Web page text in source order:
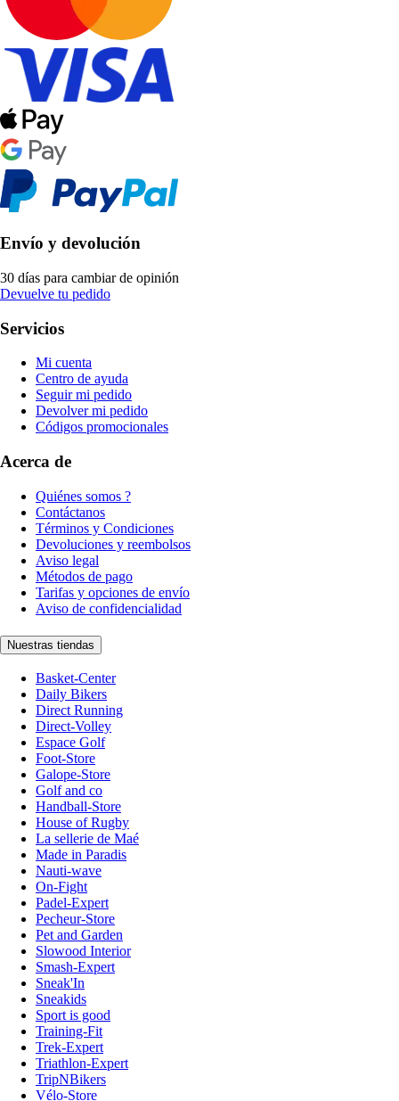
Envío y devolución
30 días para cambiar de opinión
Devuelve tu pedido
Servicios
Mi cuenta
Centro de ayuda
Seguir mi pedido
Devolver mi pedido
Códigos promocionales
Acerca de
Quiénes somos ?
Contáctanos
Términos y Condiciones
Devoluciones y reembolsos
Aviso legal
Métodos de pago
Tarifas y opciones de envío
Aviso de confidencialidad
Nuestras tiendas
Basket-Center
Daily Bikers
Direct Running
Direct-Volley
Espace Golf
Foot-Store
Galope-Store
Golf and co
Handball-Store
House of Rugby
La sellerie de Maé
Made in Paradis
Nauti-wave
On-Fight
Padel-Expert
Pecheur-Store
Pet and Garden
Slowood Interior
Smash-Expert
Sneak'In
Sneakids
Sport is good
Training-Fit
Trek-Expert
Triathlon-Expert
TripNBikers
Vélo-Store